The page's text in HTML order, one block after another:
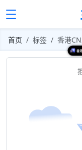
首页 标签 香港